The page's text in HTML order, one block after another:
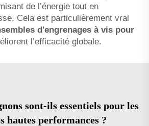
de l’énergie tout en
Cela est particulièrement vrai
d'engrenages à vis pour
l’efficacité globale.
sont-ils essentiels pour les
hautes performances ?